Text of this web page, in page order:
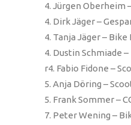
4. Jürgen Oberheim
4. Dirk Jäger –
4. Tanja Jäger – Bike
4. Dustin Schmiade
r4. Fabio Fidone –
5. Anja Döring –
5. Frank Sommer –
7. Peter Wening –